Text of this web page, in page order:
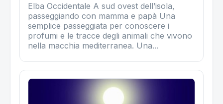
Elba Occidentale A sud ovest dell’isola,
passeggiando con mamma e papà Una
semplice passeggiata per conoscere i
profumi e le tracce degli animali che vivono
nella macchia mediterranea. Una...